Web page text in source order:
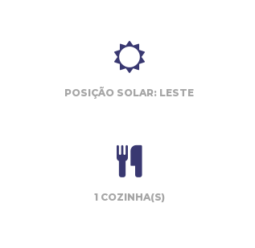
POSIÇÃO SOLAR: LESTE
1 COZINHA(S)